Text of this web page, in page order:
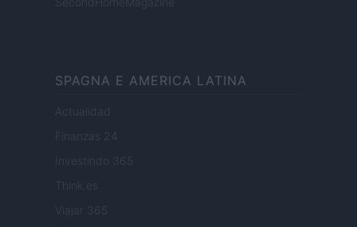
SPAGNA E AMERICA LATINA
Actualidad
Finanzas 24
Investindo 365
Think.es
Viajar 365